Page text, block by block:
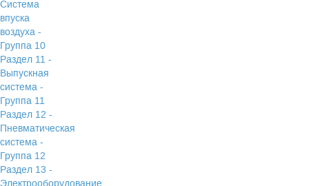
Система
впуска
воздуха -
Группа 10
Раздел 11 -
Выпускная
система -
Группа 11
Раздел 12 -
Пневматическая
система -
Группа 12
Раздел 13 -